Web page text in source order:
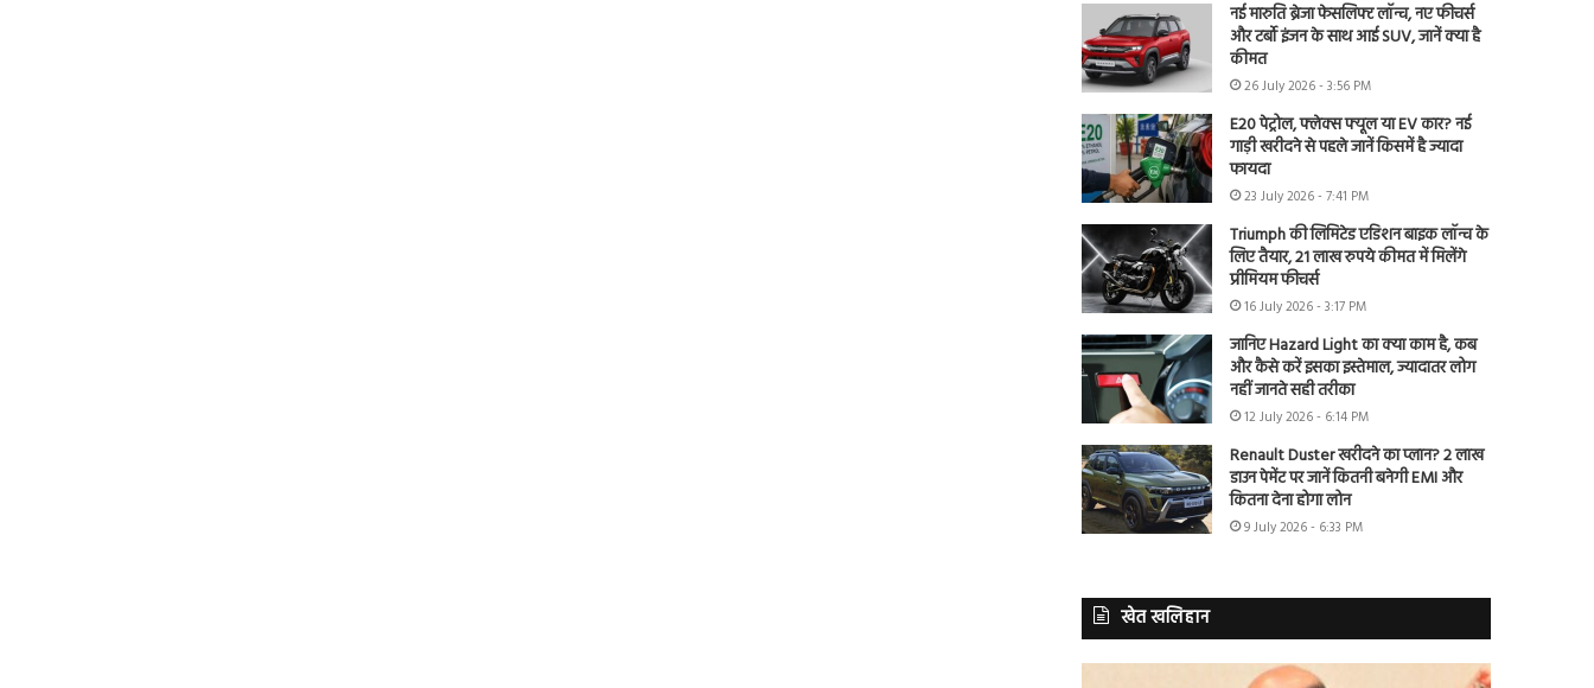
नई मारुति ब्रेजा फेसलिफ्ट लॉन्च, नए फीचर्स
और टर्बो इंजन के साथ आई SUV, जानें क्या है
कीमत
26 July 2026 - 3:56 PM
E20 पेट्रोल, फ्लेक्स फ्यूल या EV कार? नई
गाड़ी खरीदने से पहले जानें किसमें है ज्यादा
फायदा
23 July 2026 - 7:41 PM
Triumph की लिमिटेड एडिशन बाइक लॉन्च के
लिए तैयार, 21 लाख रुपये कीमत में मिलेंगे
प्रीमियम फीचर्स
16 July 2026 - 3:17 PM
जानिए Hazard Light का क्या काम है, कब
और कैसे करें इसका इस्तेमाल, ज्यादातर लोग
नहीं जानते सही तरीका
12 July 2026 - 6:14 PM
Renault Duster खरीदने का प्लान? 2 लाख
डाउन पेमेंट पर जानें कितनी बनेगी EMI और
कितना देना होगा लोन
9 July 2026 - 6:33 PM
खेत खलिहान